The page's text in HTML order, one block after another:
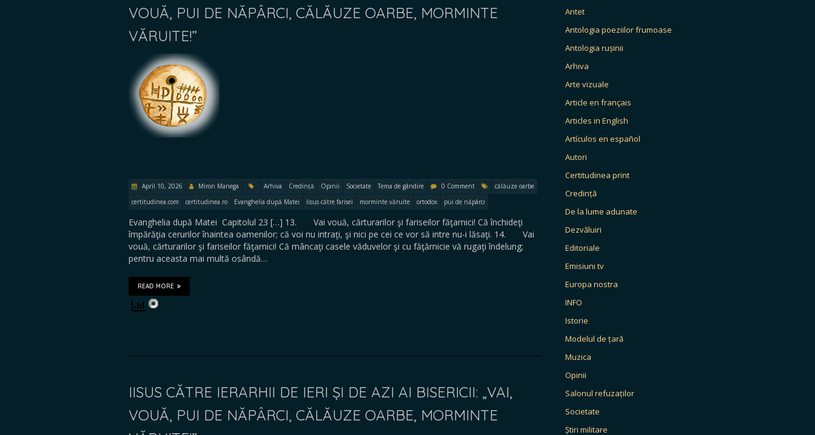
VOUĂ, PUI DE NĂPÂRCI, CĂLĂUZE OARBE, MORMINTE
VĂRUITE!”
April 10, 2026 Miron Manega Arhiva Credință Opinii Societate Tema de gândire 0 Comment
călăuze oarbe
certitudinea.com
certitudinea.ro Evanghelia după Matei Iisus către farisei morminte văruite ortodox pui de năpârci
Evanghelia după Matei Capitolul 23 […] 13. Vai vouă, cărturarilor şi fariseilor făţarnici! Că închideţi
împărăţia cerurilor înaintea oamenilor; că voi nu intraţi, şi nici pe cei ce vor să intre nu-i lăsaţi. 14. Vai
vouă, cărturarilor şi fariseilor făţarnici! Că mâncaţi casele văduvelor şi cu făţărnicie vă rugaţi îndelung;
pentru aceasta mai multă osândă…
READ MORE
IISUS CĂTRE IERARHII DE IERI ȘI DE AZI AI BISERICII: „VAI,
VOUĂ, PUI DE NĂPÂRCI, CĂLĂUZE OARBE, MORMINTE
Antet
Antologia poeziilor frumoase
Antologia rușinii
Arhiva
Arte vizuale
Article en français
Articles in English
Artículos en español
Autori
Certitudinea print
Credință
De la lume adunate
Dezvăluiri
Editoriale
Emisiuni tv
Europa nostra
INFO
Istorie
Modelul de țară
Muzica
Opinii
Salonul refuzaților
Societate
Știri militare